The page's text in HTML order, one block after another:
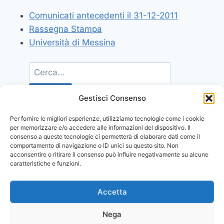
Gestisci Consenso
Per fornire le migliori esperienze, utilizziamo tecnologie come i cookie
per memorizzare e/o accedere alle informazioni del dispositivo. Il
consenso a queste tecnologie ci permetterà di elaborare dati come il
comportamento di navigazione o ID unici su questo sito. Non
acconsentire o ritirare il consenso può influire negativamente su alcune
caratteristiche e funzioni.
Accetta
Nega
Comunicati antecedenti il 31-12-2011
Rassegna Stampa
Università di Messina